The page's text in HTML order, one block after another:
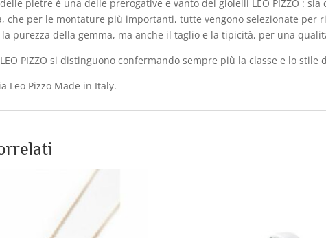
pietre è una delle prerogative e vanto dei gioielli LEO PIZZO : sia
che per le montature più importanti, tutte vengono selezionate per
purezza della gemma, ma anche il taglio e la tipicità, per una
LEO PIZZO si distinguono confermando sempre più la classe e lo stile
Leo Pizzo Made in Italy.